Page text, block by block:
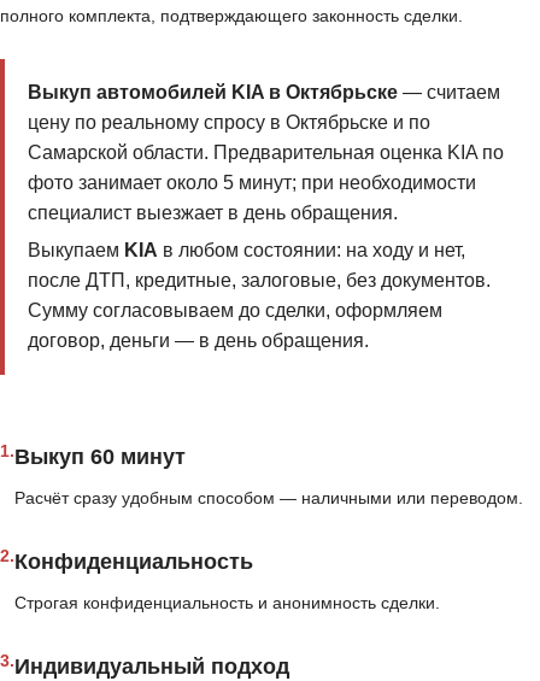
полного комплекта, подтверждающего законность сделки.
Выкуп автомобилей KIA в Октябрьске— считаем
цену по реальному спросу в Октябрьске и по
Самарской области. Предварительная оценка KIA по
фото занимает около 5 минут; при необходимости
специалист выезжает в день обращения.
Выкупаем KIA в любом состоянии: на ходу и нет,
после ДТП, кредитные, залоговые, без документов.
Сумму согласовываем до сделки, оформляем
договор, деньги — в день обращения.
1.Выкуп 60 минут
Расчёт сразу удобным способом — наличными или переводом.
2.Конфиденциальность
Строгая конфиденциальность и анонимность сделки.
3.Индивидуальный подход